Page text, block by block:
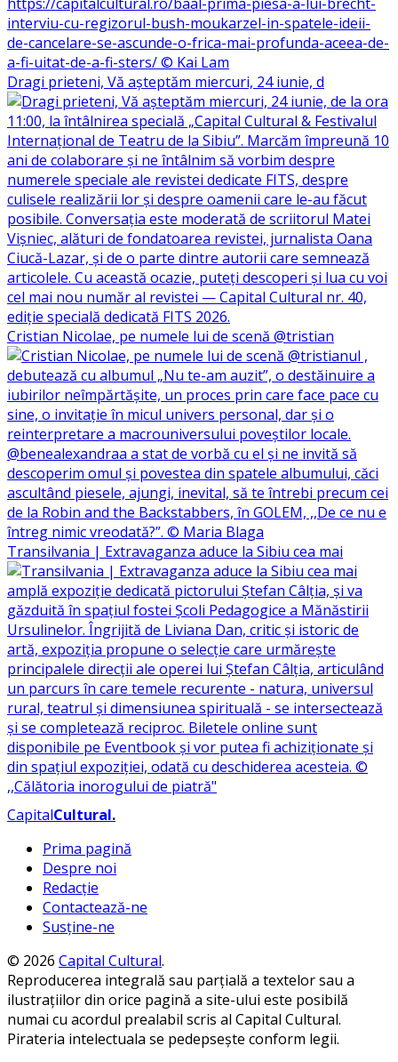
Dragi prieteni, Vă așteptăm miercuri, 24 iunie, d
Cristian Nicolae, pe numele lui de scenă @tristian
Transilvania | Extravaganza aduce la Sibiu cea mai
CapitalCultural.
Prima pagină
Despre noi
Redacție
Contactează-ne
Susține-ne
© 2026 Capital Cultural.
Reproducerea integrală sau parțială a textelor sau a
ilustrațiilor din orice pagină a site-ului este posibilă
numai cu acordul prealabil scris al Capital Cultural.
Pirateria intelectuala se pedepsește conform legii.